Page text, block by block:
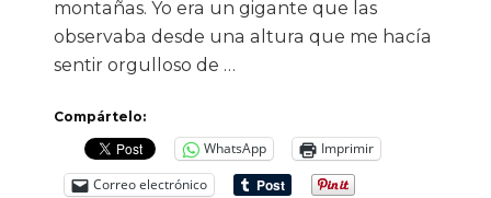
montañas. Yo era un gigante que las
observaba desde una altura que me hacía
sentir orgulloso de …
Compártelo:
WhatsApp
Imprimir
Correo electrónico